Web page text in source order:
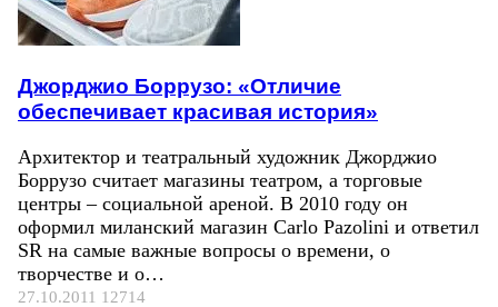
Джорджио Боррузо: «Отличие
обеспечивает красивая история»
Архитектор и театральный художник Джорджио
Боррузо считает магазины театром, а торговые
центры – социальной ареной. В 2010 году он
оформил миланский магазин Carlo Pazolini и ответил
SR на самые важные вопросы о времени, о
творчестве и о…
27.10.2011 12714